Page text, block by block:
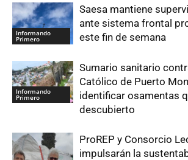
Informando
Primero
Saesa mantiene
ante sistema frontal
este fin de semana
Informando
Primero
Sumario sanitario
Católico de Puerto
identificar osamentas
descubierto
ProREP y Consorcio
impulsarán la